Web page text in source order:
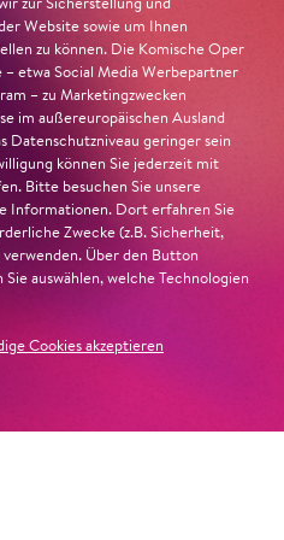
ebenso nachfühlbar
ihrer Figur.« Jury-
zur Sicherstellung und
Website sowie um Ihnen
zu können. Die Komische Oper
etwa Social Media Werbepartner
– zu Marketingzwecken
im außereuropäischen Ausland
Datenschutzniveau geringer sein
können Sie jederzeit mit
Bitte besuchen Sie unsere
Informationen. Dort erfahren Sie
Zwecke (z.B. Sicherheit,
Über den Button
auswählen, welche Technologien
Cookies akzeptieren